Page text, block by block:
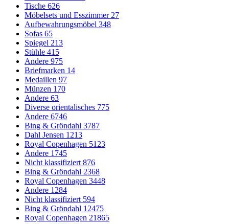
Tische 626
Möbelsets und Esszimmer 27
Aufbewahrungsmöbel 348
Sofas 65
Spiegel 213
Stühle 415
Andere 975
Briefmarken 14
Medaillen 97
Münzen 170
Andere 63
Diverse orientalisches 775
Andere 6746
Bing & Gröndahl 3787
Dahl Jensen 1213
Royal Copenhagen 5123
Andere 1745
Nicht klassifiziert 876
Bing & Gröndahl 2368
Royal Copenhagen 3448
Andere 1284
Nicht klassifiziert 594
Bing & Gröndahl 12475
Royal Copenhagen 21865